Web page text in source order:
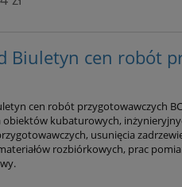
o
cenach pracy
IRS 2 kw.
Biuletyn cen robót
cen robót przygotowawczych
kubaturowych,
usunięcia
rozbiórkowych, prac